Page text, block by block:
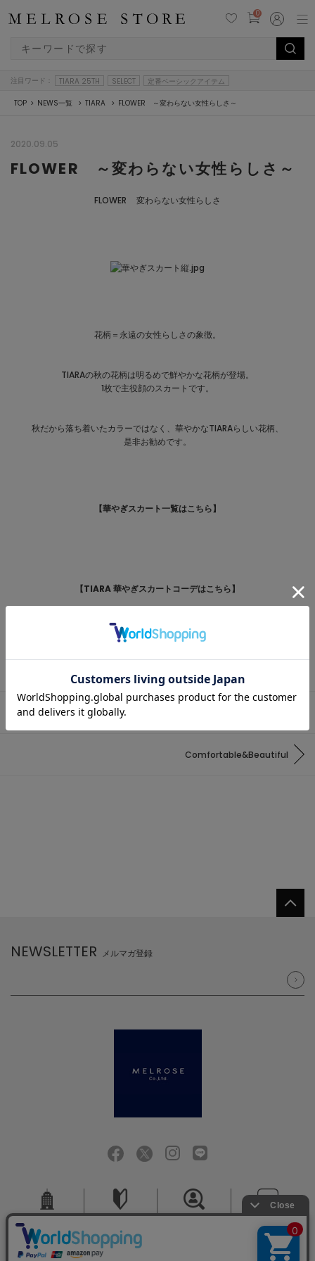
0
注目ワード： TIARA 25TH SELECT 定番ベーシックアイテム
TOP NEWS一覧 TIARA FLOWER ～変わらない女性らしさ～
2020.09.05
FLOWER ～変わらない女性らしさ～
FLOWER 変わらない女性らしさ
花柄＝永遠の女性らしさの象徴。
TIARAの秋の花柄は明るめで鮮やかな花柄が登場。
1枚で主役顔のスカートです。
秋だから落ち着いたカラーではなく、華やかなTIARAらしい花柄、
是非お勧めです。
【華やぎスカート一覧はこちら】
【TIARA 華やぎスカートコーデはこちら】
【TIARA】autumn pastel
Comfortable&Beautiful
NEWSLETTER メルマガ登録
会社概要 お問い合せ